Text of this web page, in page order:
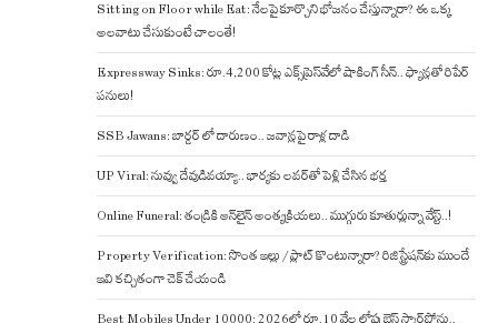
Sitting on Floor while Eat: నేలపై కూర్చొని భోజనం చేస్తున్నారా? ఈ ఒక్క
అలవాటు చేసుకుంటే చాలంతే!
Expressway Sinks: రూ.4,200 కోట్ల ఎక్స్‌ప్రెస్‌వేలో షాకింగ్ సీన్.. ఫ్యాన్లతో రిపేర్
పనులు!
SSB Jawans: బార్డర్ లో దారుణం.. జవాన్లపై రాళ్ల దాడి
UP Viral: నువ్వు దేవుడివయ్యా.. భార్యకు లవర్‌తో పెళ్లి చేసిన భర్త
Online Funeral: తండ్రికి ఆన్‌లైన్ అంత్యక్రియలు.. ముగ్గురు కూతుర్లున్నా వేస్ట్..!
Property Verification: సొంత ఇల్లు / ప్లాట్ కొంటున్నారా? రిజిస్ట్రేషన్‌కు ముందే
ఇవి కచ్చితంగా చెక్ చేయండి
Best Mobiles Under 10000: 2026లో రూ.10 వేల లోపు బెస్ట్ స్మార్ట్‌ఫోన్లు..